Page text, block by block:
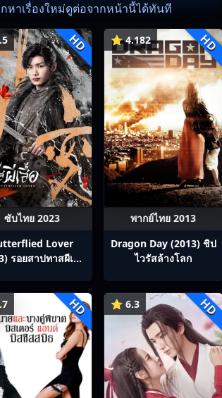
กหาเรื่องใหม่ดูต่อจากหน้านี้ได้ทันที
HD
ซับไทย 2023
Lover
รอยสาปทาสผีเสื้อ
⭐ 4.182 HD
พากย์ไทย 2013
Dragon Day (2013) ชิป
ไวรัสล้างโลก
HD ⭐ 6.3 HD